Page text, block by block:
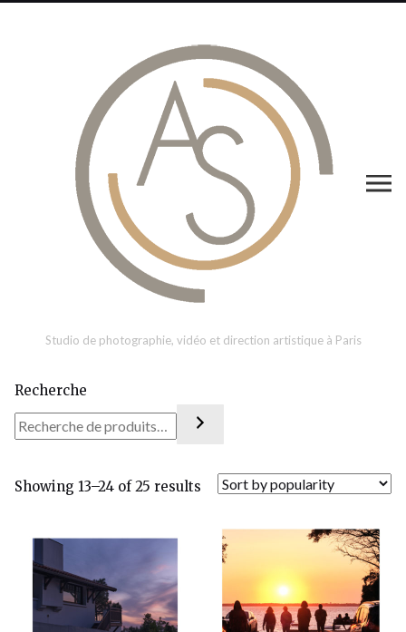
Studio de photographie, vidéo et direction artistique à Paris
Recherche
Showing 13–24 of 25 results